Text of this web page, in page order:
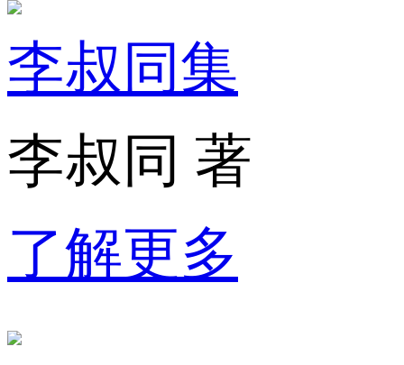
李叔同集
李叔同 著
了解更多